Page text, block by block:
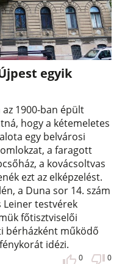
egyik
1900-ban épült
hogy a kétemeletes
egy belvárosi
a faragott
a kovácsoltvas
ezt az elképzelést.
a Duna sor 14. szám
Leiner testvérek
főtisztviselői
bérházként működő
idézi.
0 0